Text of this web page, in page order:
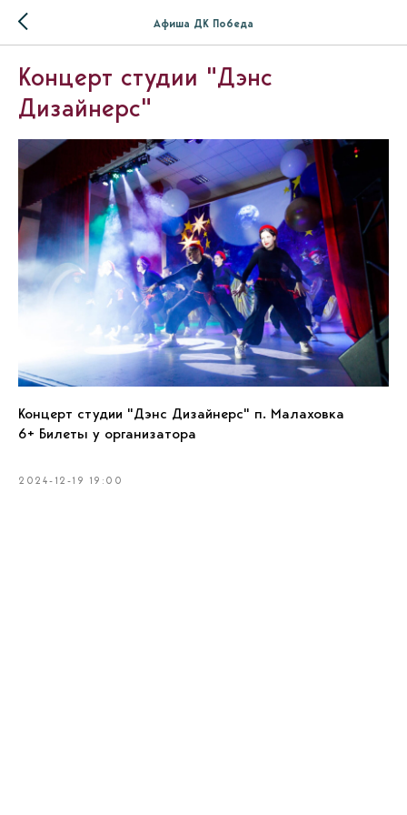
Афиша ДК Победа
Концерт студии "Дэнс
Дизайнерс"
Концерт студии "Дэнс Дизайнерс" п. Малаховка
6+ Билеты у организатора
2024-12-19 19:00